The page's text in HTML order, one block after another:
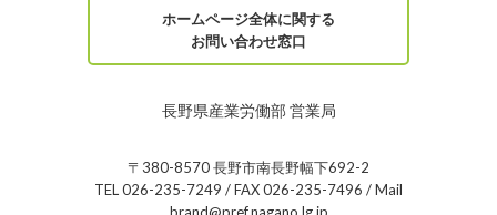
ホームページ全体に関する
お問い合わせ窓口
長野県産業労働部 営業局
〒380-8570 長野市南長野幅下692-2
TEL 026-235-7249 / FAX 026-235-7496 / Mail
brand@pref.nagano.lg.jp